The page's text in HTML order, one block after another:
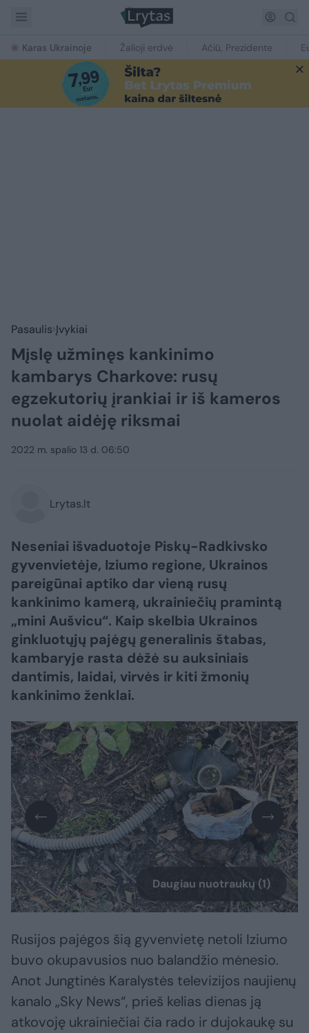
Karas Ukrainoje Žalioji erdvė Ačiū, Prezidente
Pasaulis Įvykiai
Mįslę užminęs kankinimo
kambarys Charkove: rusų
egzekutorių įrankiai ir iš kameros
nuolat aidėję riksmai
2022 m. spalio 13 d. 06:50
Lrytas.lt
Neseniai išvaduotoje Piskų-Radkivsko
gyvenvietėje, Iziumo regione, Ukrainos
pareigūnai aptiko dar vieną rusų
kankinimo kamerą, ukrainiečių pramintą
„mini Aušvicu“. Kaip skelbia Ukrainos
ginkluotųjų pajėgų generalinis štabas,
kambaryje rasta dėžė su auksiniais
dantimis, laidai, virvės ir kiti žmonių
kankinimo ženklai.
Daugiau nuotraukų (1)
Rusijos pajėgos šią gyvenvietę netoli Iziumo
buvo okupavusios nuo balandžio mėnesio.
Anot Jungtinės Karalystės televizijos naujienų
kanalo „Sky News“, prieš kelias dienas ją
atkovoję ukrainiečiai čia rado ir dujokaukę su